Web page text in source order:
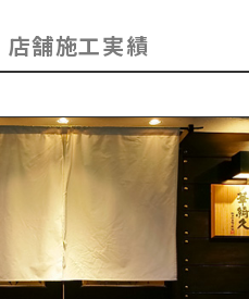
店舗施工実績